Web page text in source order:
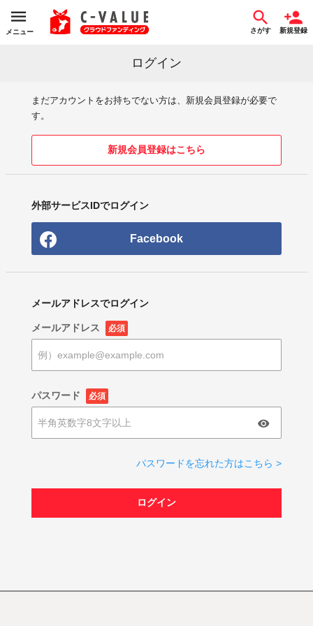
メニュー さがす 新規登録
ログイン
まだアカウントをお持ちでない方は、新規会員登録が必要で
す。
新規会員登録はこちら
外部サービスIDでログイン
Facebook
メールアドレスでログイン
メールアドレス 必須
パスワード 必須
パスワードを忘れた方はこちら >
ログイン